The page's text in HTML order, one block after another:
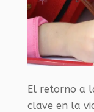
El retorno a
clave en la